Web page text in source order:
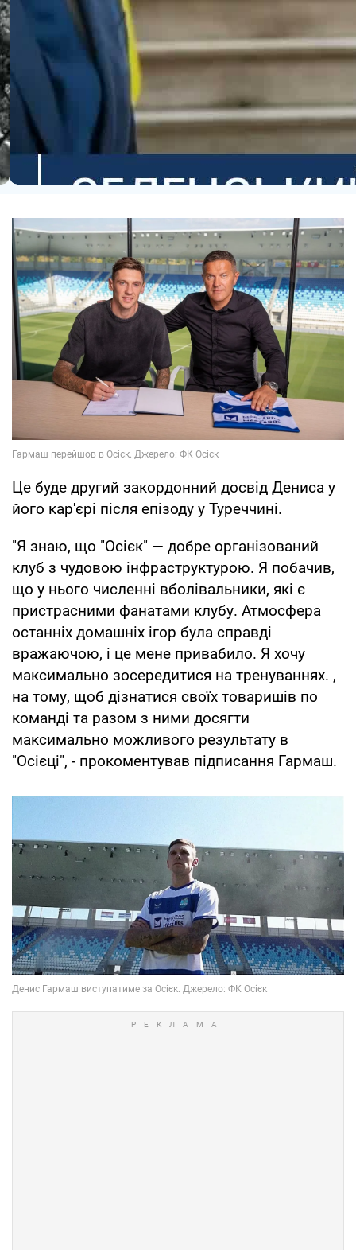
Це буде другий закордонний досвід Дениса у
його кар'єрі після епізоду у Туреччині.
"Я знаю, що "Осієк" — добре організований
клуб з чудовою інфраструктурою. Я побачив,
що у нього численні вболівальники, які є
пристрасними фанатами клубу. Атмосфера
останніх домашніх ігор була справді
вражаючою, і це мене привабило. Я хочу
максимально зосередитися на тренуваннях. ,
на тому, щоб дізнатися своїх товаришів по
команді та разом з ними досягти
максимально можливого результату в
"Осієці", - прокоментував підписання Гармаш.